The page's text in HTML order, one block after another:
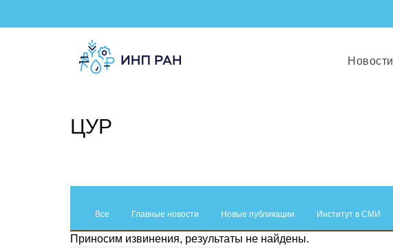
Новости
ЦУР
Все Главные новости Новые публикации Институт в СМИ
Приносим извинения, результаты не найдены.